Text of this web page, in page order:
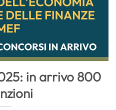
in arrivo 800